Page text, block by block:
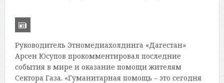
Руководитель Этномедиахолдинга «Дагестан»
Арсен Юсупов прокомментировал последние
события в мире и оказание помощи жителям
Сектора Газа. «Гуманитарная помощь – это сегодня